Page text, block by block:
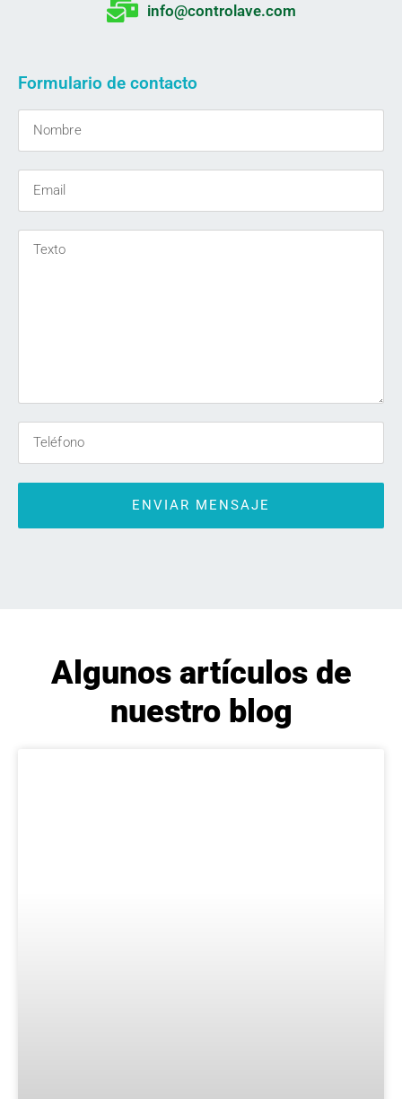
info@controlave.com
Formulario de contacto
ENVIAR MENSAJE
Algunos artículos de
nuestro blog